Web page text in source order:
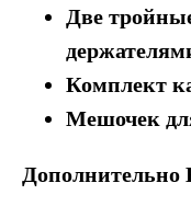
Две
Комплект
Мешочек
Дополнительно